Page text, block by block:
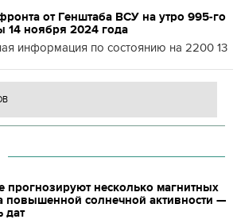
от Генштаба ВСУ на утро 995-го
14 ноября 2024 года
информация по состоянию на 2200 13
прогнозируют несколько магнитных
повышенной солнечной активности —
дат